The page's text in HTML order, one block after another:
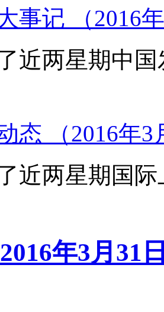
事记 （2016
近两星期中
态 （2016年
近两星期国
年3月31